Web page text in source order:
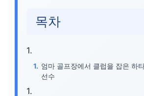
목차
엄마 골프장에서 클럽을 잡은 하
선수